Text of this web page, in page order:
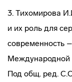
3. Тихомирова
и их роль для
современность
Международной
Под общ. ред.